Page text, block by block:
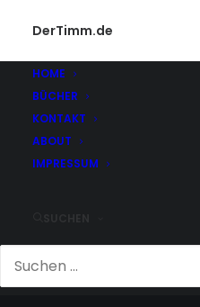
DerTimm.de
HOME
BÜCHER
KONTAKT
ABOUT
IMPRESSUM